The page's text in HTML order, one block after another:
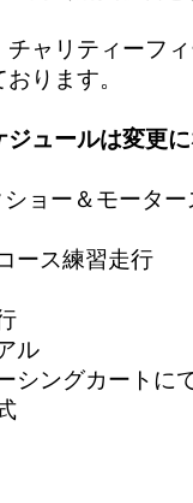
ャリティーフ
ります。
ールは変更に
ョー＆モーター
ース練習走行
ル
シングカートに